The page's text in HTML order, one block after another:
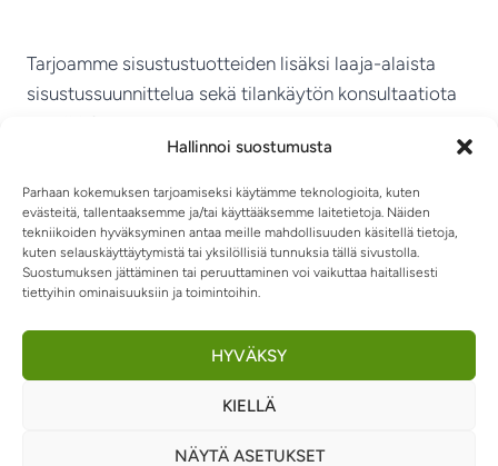
Hallinnoi suostumusta
Parhaan kokemuksen tarjoamiseksi käytämme teknologioita, kuten
evästeitä, tallentaaksemme ja/tai käyttääksemme laitetietoja. Näiden
tekniikoiden hyväksyminen antaa meille mahdollisuuden käsitellä tietoja,
kuten selauskäyttäytymistä tai yksilöllisiä tunnuksia tällä sivustolla.
Suostumuksen jättäminen tai peruuttaminen voi vaikuttaa haitallisesti
tiettyihin ominaisuuksiin ja toimintoihin.
HYVÄKSY
KIELLÄ
NÄYTÄ ASETUKSET
Tarjoamme sisustustuotteiden lisäksi laaja-alaista
sisustussuunnittelua sekä tilankäytön konsultaatiota
MIKKELIN VITRIINI KY
TIETOSUOJASELOSTE
RIIPPUMATOT JA -TUOLIT